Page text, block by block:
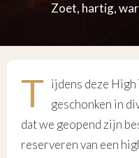
Zoet, hartig,
T ijdens deze
geschonken in
dat we geopend zijn
reserveren van een